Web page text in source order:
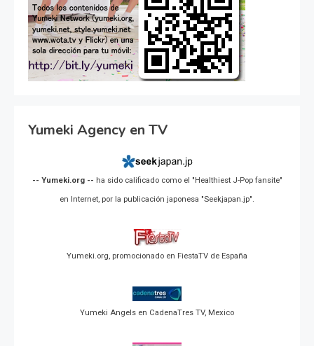
Yumeki Agency en TV
-- Yumeki.org -- ha sido calificado como el "Healthiest J-Pop fansite"
en Internet, por la publicación japonesa "Seekjapan.jp".
Yumeki.org, promocionado en FiestaTV de España
Yumeki Angels en CadenaTres TV, Mexico